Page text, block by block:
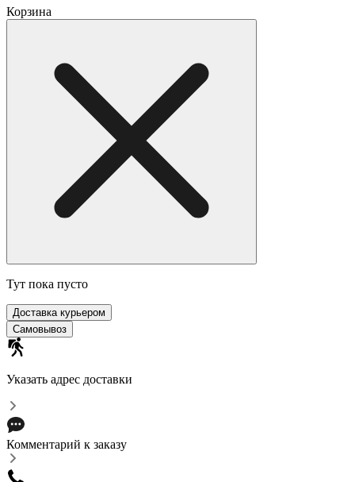
Корзина
Тут пока пусто
Доставка курьером
Самовывоз
Указать адрес доставки
Комментарий к заказу